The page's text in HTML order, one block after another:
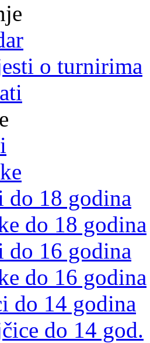
o turnirima
do 18 godina
do 18 godina
do 16 godina
do 16 godina
do 14 godina
do 14 god.